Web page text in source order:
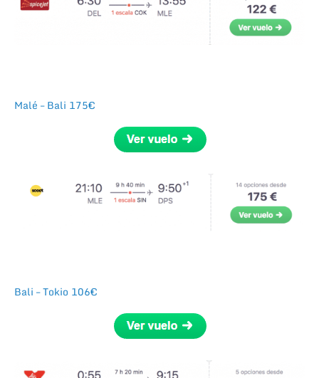
Malé – Bali 175€
Bali – Tokio 106€